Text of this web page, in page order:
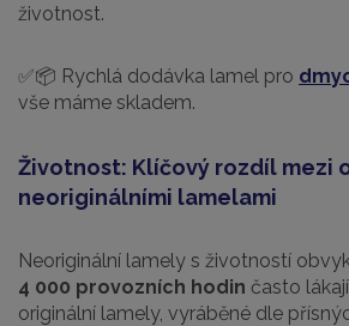
životnost.
✅📦 Rychlá dodávka lamel pro
vše máme skladem.
Životnost: Klíčový rozdíl mezi
neoriginálními lamelami
Neoriginální lamely s životností
4 000 provozních hodin často
originální lamely, vyráběné dle